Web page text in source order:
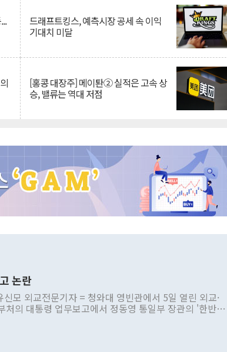
드래프트킹스, 예측시장 공세 속 이익
기대치 미달
[홍콩 대장주] 메이퇀② 실적은 고속 상
승, 밸류는 역대 저점
논란
모 외교전문기자 = 청와대 영빈관에서 5일 열린 외교·
처의 대통령 업무보고에서 정동영 통일부 장관의 '한반도
내 조율을 거치지 않은 사안을 정책으로 추진하겠다고 공